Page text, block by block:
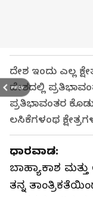
PREV
ದೇಶ ಇಂದು ಎಲ್ಲ
ದೇಶದಲ್ಲಿ
ಪ್ರತಿಭಾವಂತರ
ಲಸಿಕೆಗಳಂಥ
ಧಾರವಾಡ:
ಬಾಹ್ಯಾಕಾಶ
ತನ್ನ